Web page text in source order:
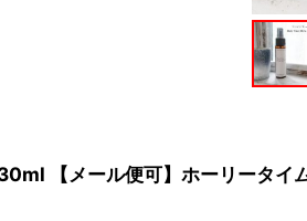
【メール便可】ホーリータイム